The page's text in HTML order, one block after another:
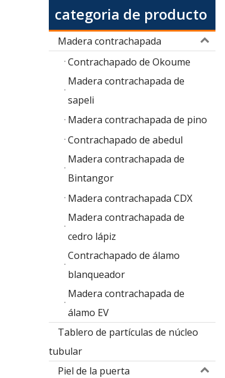
categoria de producto
Madera contrachapada
Contrachapado de Okoume
Madera contrachapada de
sapeli
Madera contrachapada de pino
Contrachapado de abedul
Madera contrachapada de
Bintangor
Madera contrachapada CDX
Madera contrachapada de
cedro lápiz
Contrachapado de álamo
blanqueador
Madera contrachapada de
álamo EV
Tablero de partículas de núcleo
tubular
Piel de la puerta